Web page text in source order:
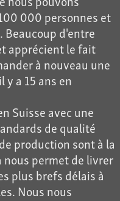
000 personnes et
d'entre
apprécient le fait
à nouveau une
a 15 ans en
Suisse avec une
de qualité
production sont à la
nous permet de livrer
plus brefs délais à
Nous nous